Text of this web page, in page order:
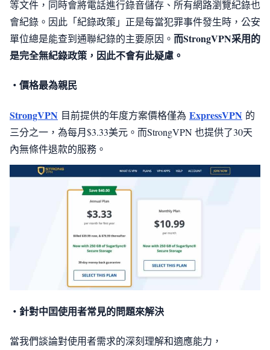
等文件，同時會將電話進行錄音儲存、所有網路瀏覽紀錄也
會紀錄。因此「紀錄政策」正是每當犯罪事件發生時，公安
單位總是能查到通聯紀錄的主要原因。 而StrongVPN采用的
是完全無紀錄政策，因此不會有此疑慮。
・價格最為親民
StrongVPN 目前提供的年度方案價格僅為 ExpressVPN 的
三分之一，為每月$3.33美元。而StrongVPN 也提供了30天
內無條件退款的服務。
・針對中囯使用者常見的問題來解決
當我們談論對使用者需求的深刻理解和適應能力，